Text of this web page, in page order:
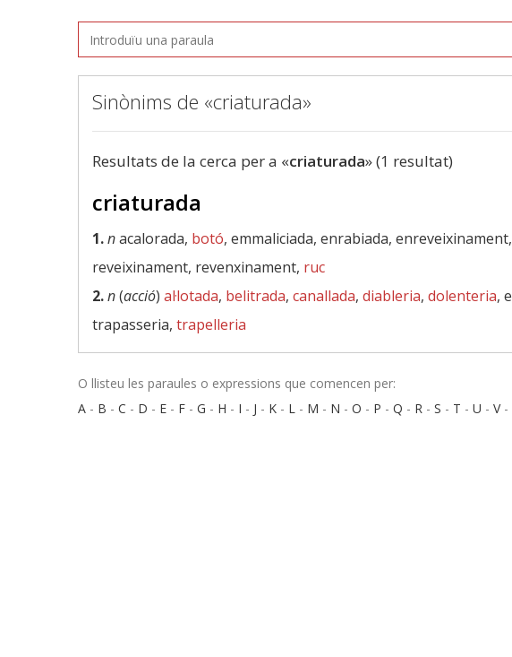
Sinònims de «criaturada»
Resultats de la cerca per a «criaturada» (1 resultat)
criaturada
1.nacalorada, botó, emmaliciada, enrabiada, enreveixinament,
reveixinament, revenxinament, ruc
2.n(acció) al·lotada, belitrada, canallada, diableria, dolenteria,
trapasseria, trapelleria
O llisteu les paraules o expressions que comencen per:
A - B - C - D - E - F - G - H - I - J - K - L - M - N - O - P - Q - R - S - T - U - V-